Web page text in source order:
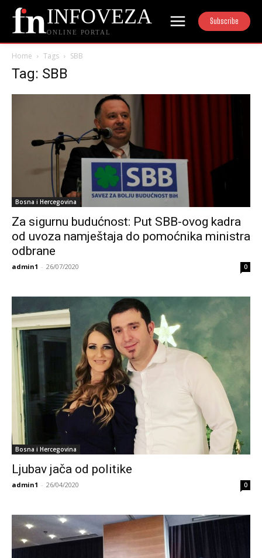
INFOVEZA
ONLINE PORTAL
Subscribe
Home Tags SBB
Tag: SBB
Bosna i Hercegovina
Za sigurnu budućnost: Put SBB-ovog kadra
od uvoza namještaja do pomoćnika ministra
odbrane
admin1 - 26/07/2020 0
Bosna i Hercegovina
Ljubav jača od politike
admin1 - 26/04/2020 0